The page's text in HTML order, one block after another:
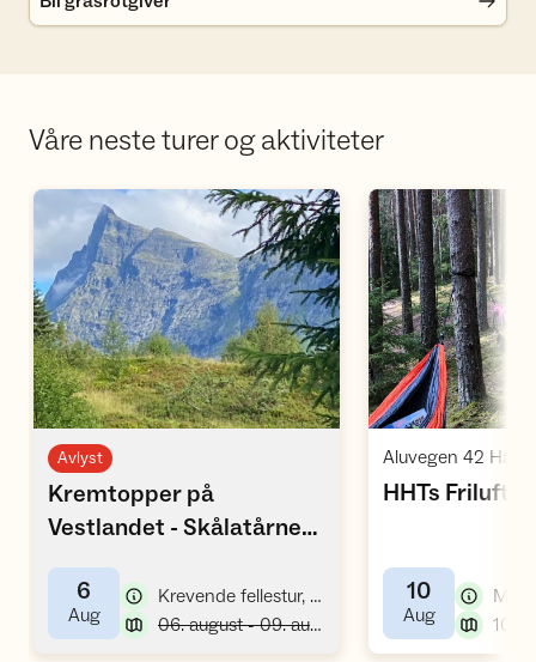
Våre neste turer og aktiviteter
Åpne aktivitet
Avlyst
Kremtopper på
Vestlandet - Skålatårnet
og Hornindalsrokken
6
Aug,
Krevende fellestur, topptur
06. august - 09. august
Aluvegen 42
HHTs
10
Aug,